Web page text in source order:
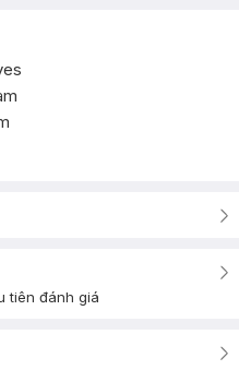
tiên đánh giá